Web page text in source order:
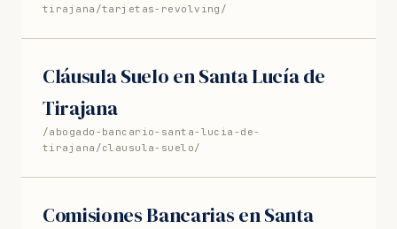
tirajana/tarjetas-revolving/
Cláusula Suelo en Santa Lucía de
Tirajana
/abogado-bancario-santa-lucia-de-
tirajana/clausula-suelo/
Comisiones Bancarias en Santa